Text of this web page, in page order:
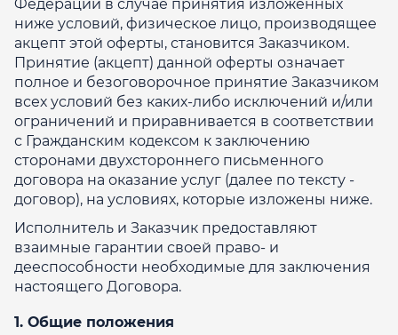
Федерации в случае принятия изложенных
ниже условий, физическое лицо, производящее
акцепт этой оферты, становится Заказчиком.
Принятие (акцепт) данной оферты означает
полное и безоговорочное принятие Заказчиком
всех условий без каких-либо исключений и/или
ограничений и приравнивается в соответствии
с Гражданским кодексом к заключению
сторонами двухстороннего письменного
договора на оказание услуг (далее по тексту -
договор), на условиях, которые изложены ниже.
Исполнитель и Заказчик предоставляют
взаимные гарантии своей право- и
дееспособности необходимые для заключения
настоящего Договора.
1. Общие положения